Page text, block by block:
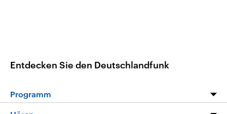
Entdecken Sie den Deutschlandfunk
Programm
Programm